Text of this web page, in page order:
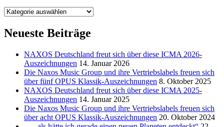
Kategorien
Neueste Beiträge
NAXOS Deutschland freut sich über diese ICMA 2026-
Auszeichnungen 14. Januar 2026
Die Naxos Music Group und ihre Vertriebslabels freuen sich
über fünf OPUS Klassik-Auszeichnungen 8. Oktober 2025
NAXOS Deutschland freut sich über diese ICMA 2025-
Auszeichnungen 14. Januar 2025
Die Naxos Music Group und ihre Vertriebslabels freuen sich
über acht OPUS Klassik-Auszeichnungen 20. Oktober 2024